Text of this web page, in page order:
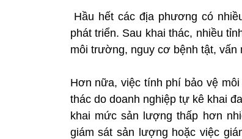
Hầu hết các địa phương có
phát triển. Sau khai thác, nhiều
môi trường, nguy cơ bệnh tật,
Hơn nữa, việc tính phí bảo vệ
thác do doanh nghiệp tự kê khai
khai mức sản lượng thấp hơn
giám sát sản lượng hoặc việc